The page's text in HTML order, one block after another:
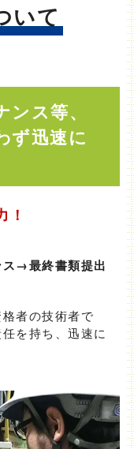
いて
ス等、
ず迅速に
！
→最終書類提出
者の技術者で
を持ち、迅速に